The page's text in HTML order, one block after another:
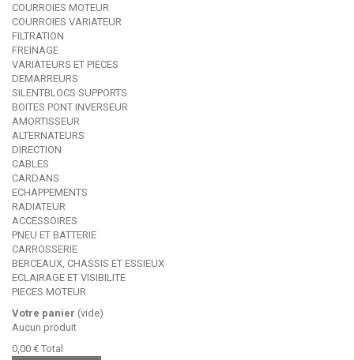
COURROIES MOTEUR
COURROIES VARIATEUR
FILTRATION
FREINAGE
VARIATEURS ET PIECES
DEMARREURS
SILENTBLOCS SUPPORTS
BOITES PONT INVERSEUR
AMORTISSEUR
ALTERNATEURS
DIRECTION
CABLES
CARDANS
ECHAPPEMENTS
RADIATEUR
ACCESSOIRES
PNEU ET BATTERIE
CARROSSERIE
BERCEAUX, CHASSIS ET ESSIEUX
ECLAIRAGE ET VISIBILITE
PIECES MOTEUR
Votre panier (vide)
Aucun produit
0,00 € Total